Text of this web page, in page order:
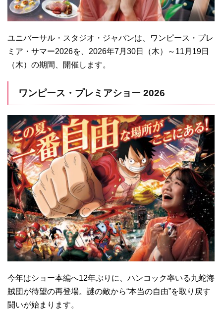
ユニバーサル・スタジオ・ジャパンは、ワンピース・プレ
ミア・サマー2026を、2026年7月30日（木）～11月19日
（木）の期間、開催します。
ワンピース・プレミアショー 2026
今年はショー本編へ12年ぶりに、ハンコック率いる九蛇海
賊団が待望の再登場。謎の敵から“本当の自由”を取り戻す
闘いが始まります。